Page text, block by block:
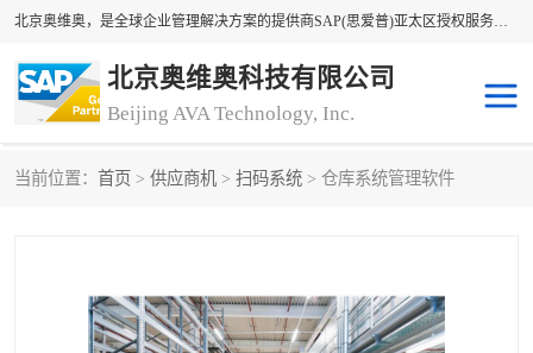
北京奥维奥，是全球企业管理解决方案的提供商SAP(思爱普)亚太区授权服务商领军者，SAP金牌服务商和代理商。企业ERP系统软件，SAP软件实施，17年来服务客户1500多家。提供SAP Business One，SAP Business ByDesign，SAP S/4HANA Cloud，SAP Analytics Cloud （分析云）等产品与解决方案。咨询专线：400-890-8880
北京奥维奥科技有限公司
Beijing AVA Technology, Inc.
当前位置： 首页 > 供应商机 > 扫码系统 > 仓库系统管理软件
sap软件开发 sap管理系统